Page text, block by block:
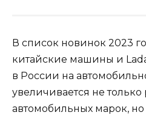
В список новинок 2023
китайские машины и
в России на
увеличивается не только
автомобильных марок,